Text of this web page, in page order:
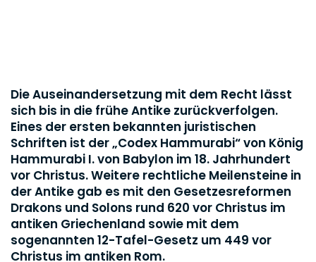
Die Auseinandersetzung mit dem Recht lässt
sich bis in die frühe Antike zurückverfolgen.
Eines der ersten bekannten juristischen
Schriften ist der „Codex Hammurabi“ von König
Hammurabi I. von Babylon im 18. Jahrhundert
vor Christus. Weitere rechtliche Meilensteine in
der Antike gab es mit den Gesetzesreformen
Drakons und Solons rund 620 vor Christus im
antiken Griechenland sowie mit dem
sogenannten 12-Tafel-Gesetz um 449 vor
Christus im antiken Rom.